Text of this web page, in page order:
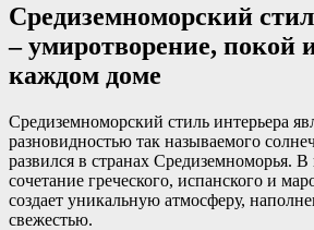
Средиземноморский
– умиротворение, покой
каждом доме
Средиземноморский стиль интерьера
разновидностью так называемого
развился в странах Средиземноморья.
сочетание греческого, испанского и
создает уникальную атмосферу,
свежестью.